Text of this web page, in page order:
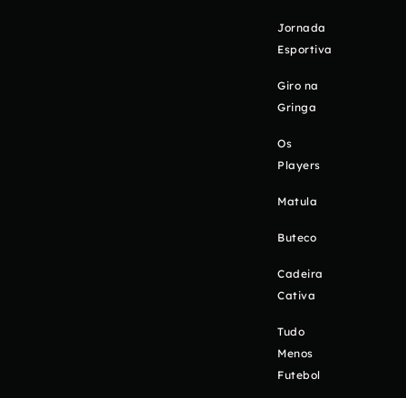
Jornada
Esportiva
Giro na
Gringa
Os
Players
Matula
Buteco
Cadeira
Cativa
Tudo
Menos
Futebol